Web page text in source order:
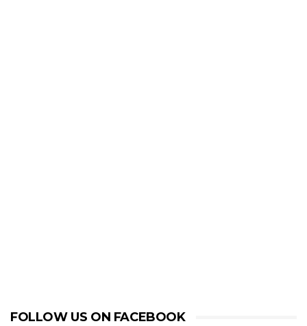
FOLLOW US ON FACEBOOK